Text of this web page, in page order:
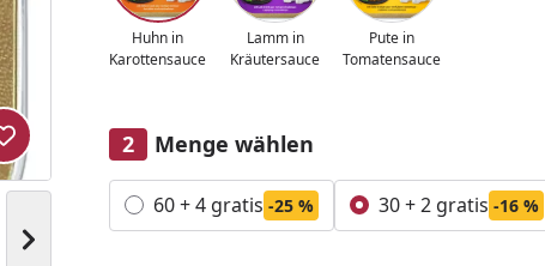
Nächstes Bild anzeigen
Produkt zur Wunschliste hinzufügen
Huhn in
Karottensauce
Lamm in
Kräutersauce
Pute in
Tomatensauce
Menge wählen
Alle anzeigen (2)
60 + 4 gratis -25 % 30 + 2 gratis -16 %